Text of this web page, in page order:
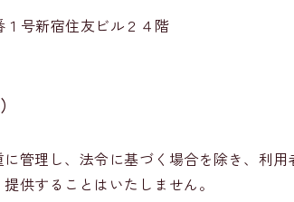
号新宿住友ビル２４階
管理し、法令に基づく場合を除き、利用
供することはいたしません。